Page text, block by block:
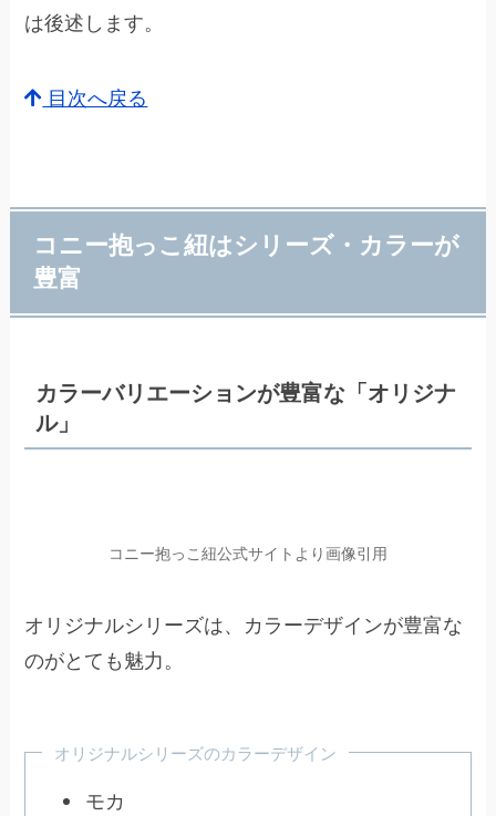
は後述します。
目次へ戻る
コニー抱っこ紐はシリーズ・カラーが
豊富
カラーバリエーションが豊富な「オリジナ
ル」
コニー抱っこ紐公式サイトより画像引用
オリジナルシリーズは、カラーデザインが豊富な
のがとても魅力。
オリジナルシリーズのカラーデザイン
モカ